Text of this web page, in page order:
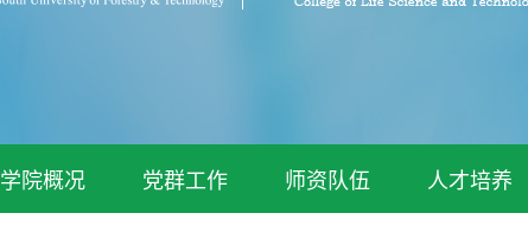
学院概况 党群工作 师资队伍 人才培养